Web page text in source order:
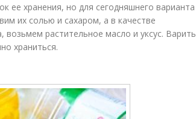
ее хранения, но для сегодняшнего варианта
их солью и сахаром, а в качестве
возьмем растительное масло и уксус. Варить
храниться.